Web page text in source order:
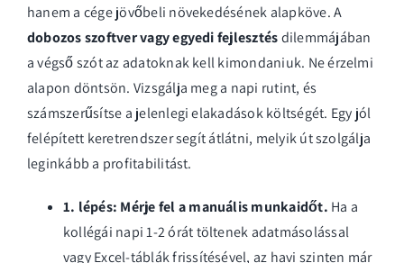
hanem a cége jövőbeli növekedésének alapköve. A
dobozos szoftver vagy egyedi fejlesztésdilemmájában
a végső szót az adatoknak kell kimondaniuk. Ne érzelmi
alapon döntsön. Vizsgálja meg a napi rutint, és
számszerűsítse a jelenlegi elakadások költségét. Egy jól
felépített keretrendszer segít átlátni, melyik út szolgálja
leginkább a profitabilitást.
1. lépés: Mérje fel a manuális munkaidőt. Ha a
kollégái napi 1-2 órát töltenek adatmásolással
vagy Excel-táblák frissítésével, az havi szinten már